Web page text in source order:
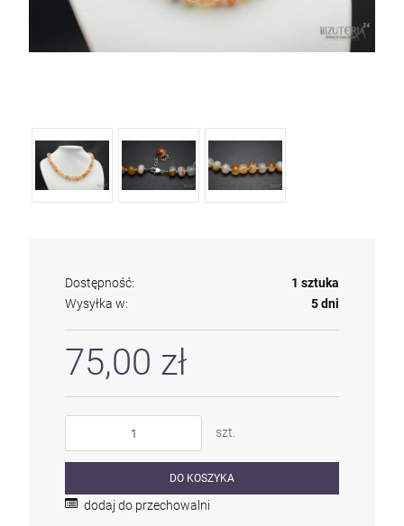
4,71 zł
szt.
Dostępność:
1 sztuka
Wysyłka w:
5 dni
75,00 zł
szt.
DO KOSZYKA
dodaj do przechowalni